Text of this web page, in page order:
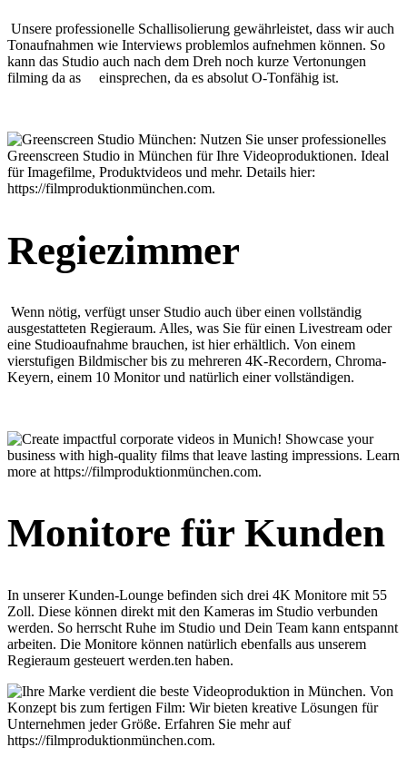
Unsere professionelle Schallisolierung gewährleistet, dass wir auch
Tonaufnahmen wie Interviews problemlos aufnehmen können. So
kann das Studio auch nach dem Dreh noch kurze Vertonungen
filming da as einsprechen, da es absolut O-Tonfähig ist.
Regiezimmer
Wenn nötig, verfügt unser Studio auch über einen vollständig
ausgestatteten Regieraum. Alles, was Sie für einen Livestream oder
eine Studioaufnahme brauchen, ist hier erhältlich. Von einem
vierstufigen Bildmischer bis zu mehreren 4K-Recordern, Chroma-
Keyern, einem 10 Monitor und natürlich einer vollständigen.
Monitore für Kunden
In unserer Kunden-Lounge befinden sich drei 4K Monitore mit 55
Zoll. Diese können direkt mit den Kameras im Studio verbunden
werden. So herrscht Ruhe im Studio und Dein Team kann entspannt
arbeiten. Die Monitore können natürlich ebenfalls aus unserem
Regieraum gesteuert werden.ten haben.